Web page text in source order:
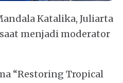
Katalika, Juliarta
menjadi moderator
“Restoring Tropical